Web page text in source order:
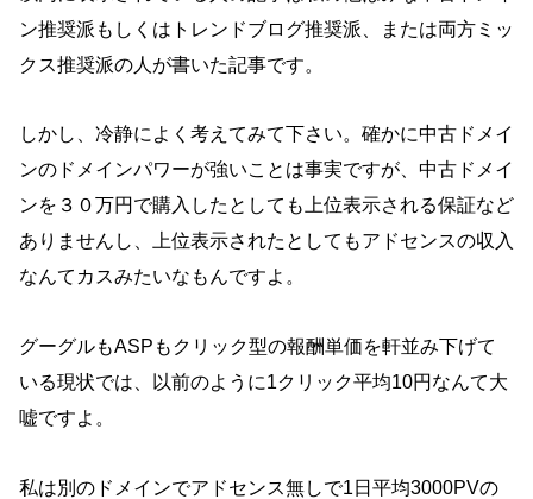
ン推奨派もしくはトレンドブログ推奨派、または両方ミッ
クス推奨派の人が書いた記事です。
しかし、冷静によく考えてみて下さい。確かに中古ドメイ
ンのドメインパワーが強いことは事実ですが、中古ドメイ
ンを３０万円で購入したとしても上位表示される保証など
ありませんし、上位表示されたとしてもアドセンスの収入
なんてカスみたいなもんですよ。
グーグルもASPもクリック型の報酬単価を軒並み下げて
いる現状では、以前のように1クリック平均10円なんて大
嘘ですよ。
私は別のドメインでアドセンス無しで1日平均3000PVの